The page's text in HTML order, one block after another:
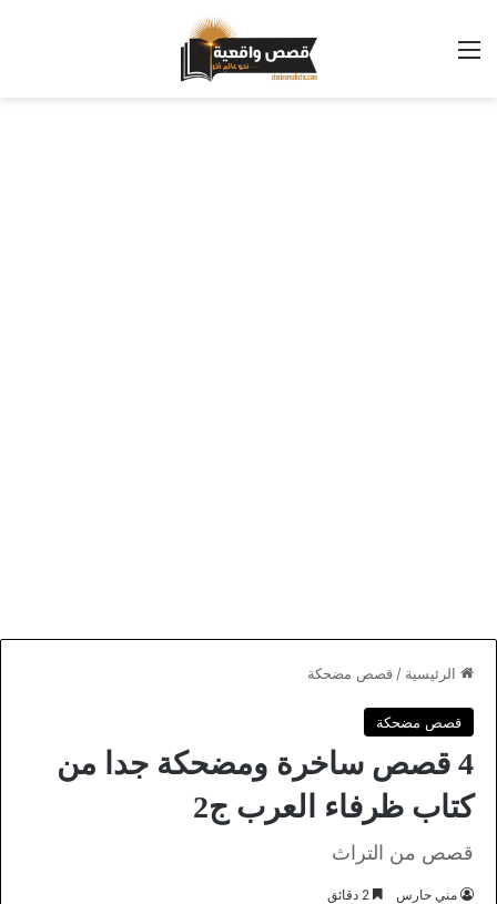
القائمة
الرئيسية / قصص مضحكة
قصص مضحكة
4 قصص ساخرة ومضحكة جدا من
كتاب ظرفاء العرب ج2
قصص من التراث
مني حارس